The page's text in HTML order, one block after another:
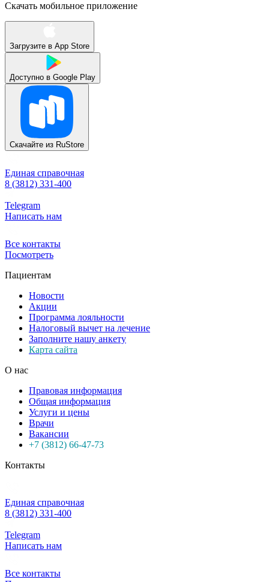
Скачать мобильное приложение
Загрузите в App Store
Доступно в Google Play
Скачайте из RuStore
Единая справочная
8 (3812) 331-400
Telegram
Написать нам
Все контакты
Посмотреть
Пациентам
Новости
Акции
Программа лояльности
Налоговый вычет на лечение
Заполните нашу анкету
Карта сайта
О нас
Правовая информация
Общая информация
Услуги и цены
Врачи
Вакансии
+7 (3812) 66-47-73
Контакты
Единая справочная
8 (3812) 331-400
Telegram
Написать нам
Все контакты